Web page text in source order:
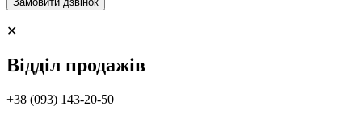
✕
Відділ продажів
+38 (093) 143-20-50